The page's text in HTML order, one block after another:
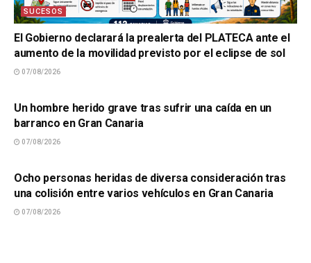
SUCESOS
El Gobierno declarará la prealerta del PLATECA ante el
aumento de la movilidad previsto por el eclipse de sol
07/08/2026
Un hombre herido grave tras sufrir una caída en un
barranco en Gran Canaria
07/08/2026
Ocho personas heridas de diversa consideración tras
una colisión entre varios vehículos en Gran Canaria
07/08/2026